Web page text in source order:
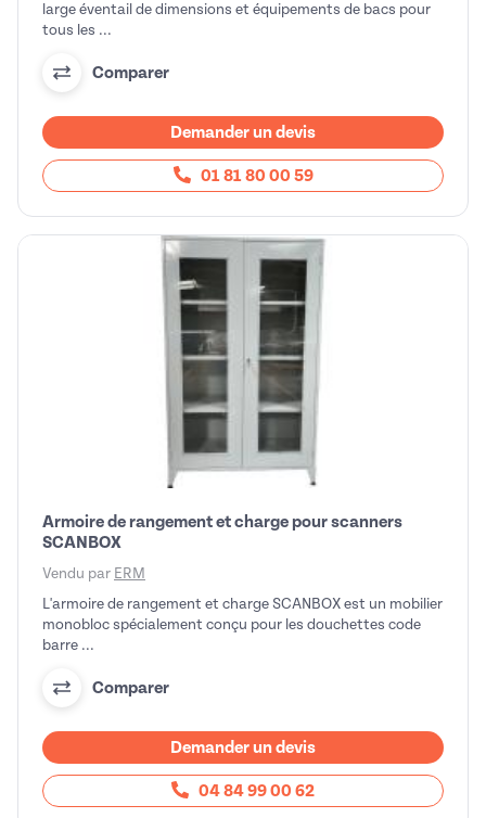
large éventail de dimensions et équipements de bacs pour
tous les ...
Comparer
Demander un devis
01 81 80 00 59
Armoire de rangement et charge pour scanners
SCANBOX
Vendu par ERM
L'armoire de rangement et charge SCANBOX est un mobilier
monobloc spécialement conçu pour les douchettes code
barre ...
Comparer
Demander un devis
04 84 99 00 62